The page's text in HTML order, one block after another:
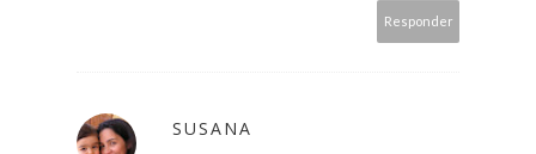
Responder
SUSANA